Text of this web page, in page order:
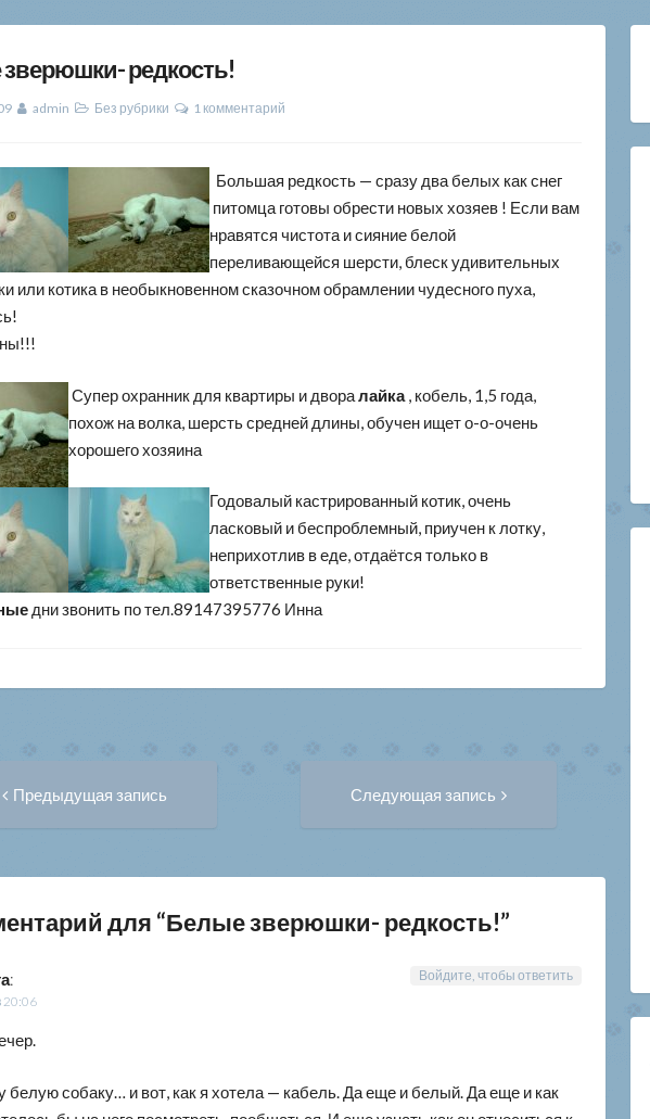
редкость!
admin Без рубрики 1 комментарий
Большая редкость — сразу два белых как снег
питомца готовы обрести новых хозяев ! Если вам
нравятся чистота и сияние белой
переливающейся шерсти, блеск удивительных
или котика в необыкновенном сказочном обрамлении чудесного пуха,
Супер охранник для квартиры и двора лайка , кобель, 1,5 года,
похож на волка, шерсть средней длины, обучен ищет о-о-очень
хорошего хозяина
Годовалый кастрированный котик, очень
ласковый и беспроблемный, приучен к лотку,
неприхотлив в еде, отдаётся только в
ответственные руки!
дни звонить по тел.89147395776 Инна
Предыдущая запись Следующая запись
для “Белые зверюшки- редкость!”
:
20:06
белую собаку… и вот, как я хотела — кабель. Да еще и белый. Да еще и как
Войдите, чтобы ответить